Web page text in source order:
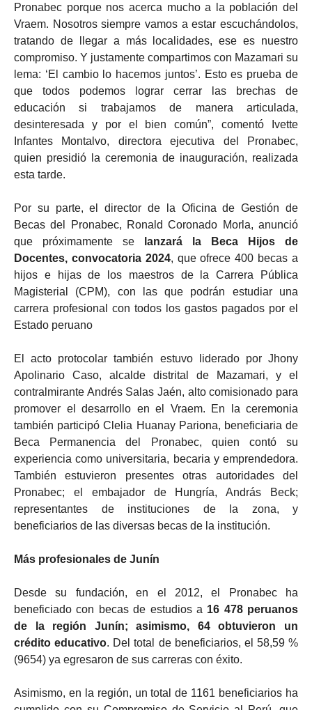
Pronabec porque nos acerca mucho a la población del
Vraem. Nosotros siempre vamos a estar escuchándolos,
tratando de llegar a más localidades, ese es nuestro
compromiso. Y justamente compartimos con Mazamari su
lema: ‘El cambio lo hacemos juntos’. Esto es prueba de
que todos podemos lograr cerrar las brechas de
educación si trabajamos de manera articulada,
desinteresada y por el bien común”, comentó Ivette
Infantes Montalvo, directora ejecutiva del Pronabec,
quien presidió la ceremonia de inauguración, realizada
esta tarde.
Por su parte, el director de la Oficina de Gestión de
Becas del Pronabec, Ronald Coronado Morla, anunció
que próximamente se
lanzará la Beca Hijos de
Docentes, convocatoria 2024, que ofrece 400 becas a
hijos e hijas de los maestros de la Carrera Pública
Magisterial (CPM), con las que podrán estudiar una
carrera profesional con todos los gastos pagados por el
Estado peruano
El acto protocolar también estuvo liderado por Jhony
Apolinario Caso, alcalde distrital de Mazamari, y el
contralmirante Andrés Salas Jaén, alto comisionado para
promover el desarrollo en el Vraem. En la ceremonia
también participó Clelia Huanay Pariona, beneficiaria de
Beca Permanencia del Pronabec, quien contó su
experiencia como universitaria, becaria y emprendedora.
También estuvieron presentes otras autoridades del
Pronabec; el embajador de Hungría, András Beck;
representantes de instituciones de la zona, y
beneficiarios de las diversas becas de la institución.
Más profesionales de Junín
Desde su fundación, en el 2012, el Pronabec ha
beneficiado con becas de estudios a 16 478 peruanos
de la región Junín; asimismo, 64 obtuvieron un
crédito educativo. Del total de beneficiarios, el 58,59 %
(9654) ya egresaron de sus carreras con éxito.
Asimismo, en la región, un total de 1161 beneficiarios ha